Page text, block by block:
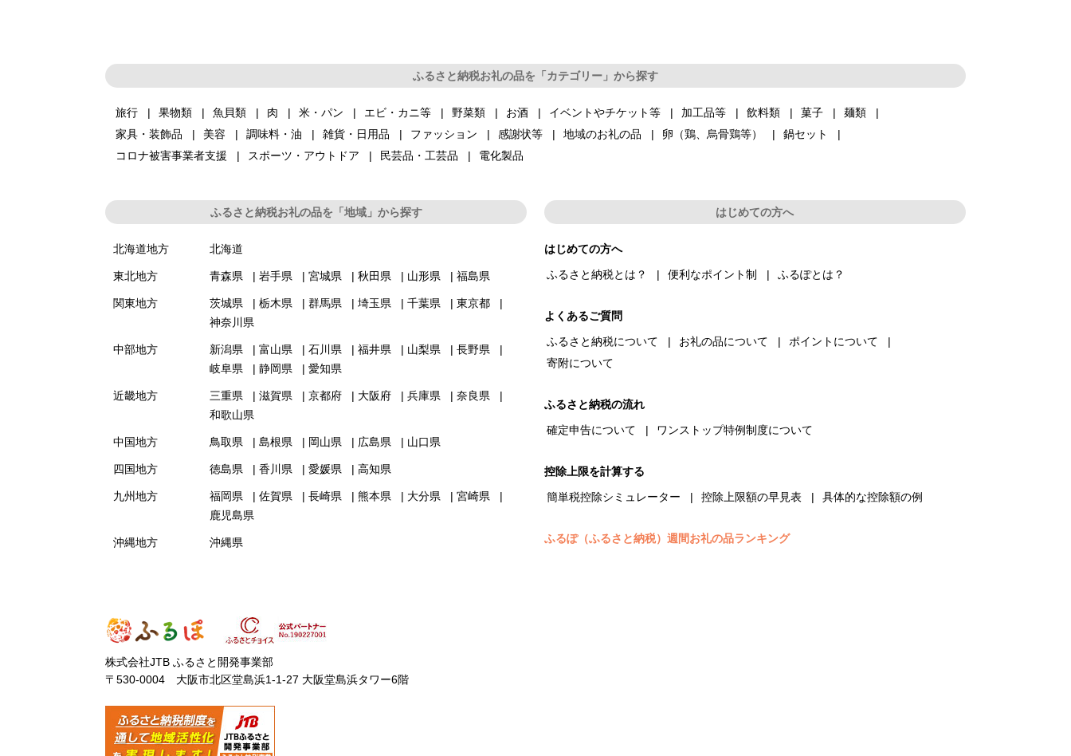
ふるさと納税お礼の品を「カテゴリー」から探す
旅行 果物類 魚貝類 肉 米・パン エビ・カニ等 野菜類 お酒 イベントやチケット等 加工品等 飲料類 菓子
麺類
家具・装飾品
美容 調味料・油 雑貨・日用品 ファッション 感謝状等 地域のお礼の品 卵（鶏、烏骨鶏等）
鍋セット
コロナ被害事業者支援
スポーツ・アウトドア 民芸品・工芸品 電化製品
ふるさと納税お礼の品を「地域」から探す
北海道地方 北海道
東北地方 青森県 岩手県 宮城県 秋田県 山形県 福島県
関東地方 茨城県 栃木県 群馬県 埼玉県 千葉県
東京都
神奈川県
中部地方 新潟県 富山県 石川県 福井県 山梨県
長野県
岐阜県
静岡県 愛知県
近畿地方 三重県 滋賀県 京都府 大阪府 兵庫県
奈良県
和歌山県
中国地方 鳥取県 島根県 岡山県 広島県 山口県
四国地方 徳島県 香川県 愛媛県 高知県
九州地方 福岡県 佐賀県 長崎県 熊本県 大分県
宮崎県
鹿児島県
沖縄地方 沖縄県
はじめての方へ
はじめての方へ
ふるさと納税とは？
便利なポイント制 ふるぽとは？
よくあるご質問
ふるさと納税について
お礼の品について
ポイントについて
寄附について
ふるさと納税の流れ
確定申告について
ワンストップ特例制度について
控除上限を計算する
簡単税控除シミュレーター
控除上限額の早見表 具体的な控除額の例
ふるぽ（ふるさと納税）週間お礼の品ランキング
株式会社JTB ふるさと開発事業部
〒530-0004 大阪市北区堂島浜1-1-27 大阪堂島浜タワー6階